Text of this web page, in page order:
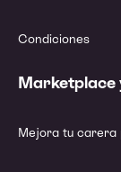
Condiciones
Marketplace
Mejora tu carera